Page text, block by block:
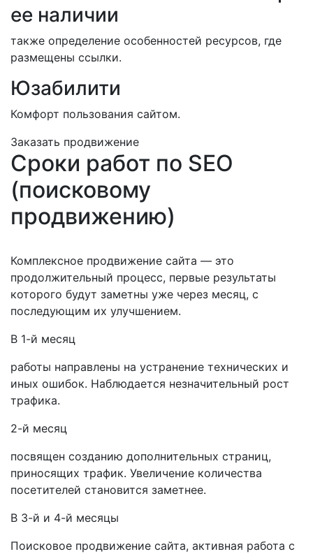
ее наличии
также определение особенностей ресурсов, где
размещены ссылки.
Юзабилити
Комфорт пользования сайтом.
Заказать продвижение
Сроки работ по SEO
(поисковому
продвижению)
Комплексное продвижение сайта — это
продолжительный процесс, первые результаты
которого будут заметны уже через месяц, с
последующим их улучшением.
В 1-й месяц
работы направлены на устранение технических и
иных ошибок. Наблюдается незначительный рост
трафика.
2-й месяц
посвящен созданию дополнительных страниц,
приносящих трафик. Увеличение количества
посетителей становится заметнее.
В 3-й и 4-й месяцы
Поисковое продвижение сайта, активная работа с